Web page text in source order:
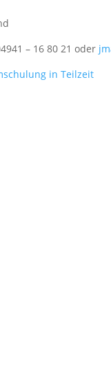
– 16 80 21 oder
in Teilzeit